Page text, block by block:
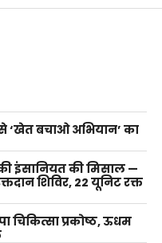
‘खेत बचाओ अभियान’ का
इंसानियत की मिसाल —
शिविर, 22 यूनिट रक्त
चिकित्सा प्रकोष्ठ, ऊधम